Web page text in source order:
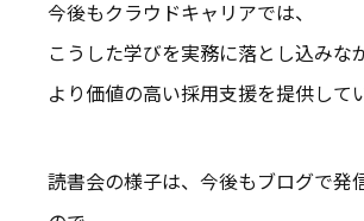
今後もクラウドキャリアでは、
こうした学びを実務に落とし込みな
より価値の高い採用支援を提供して
読書会の様子は、今後もブログで発